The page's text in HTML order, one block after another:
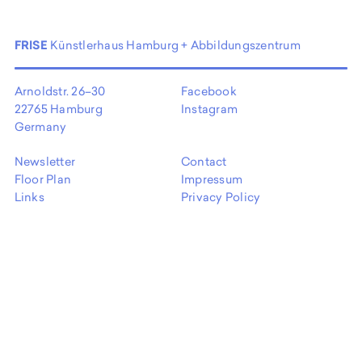
FRISE Künstlerhaus Hamburg + Abbildungszentrum
Arnoldstr. 26–30
22765 Hamburg
Germany
Facebook
Instagram
Newsletter
Floor Plan
Links
Contact
Impressum
Privacy Policy